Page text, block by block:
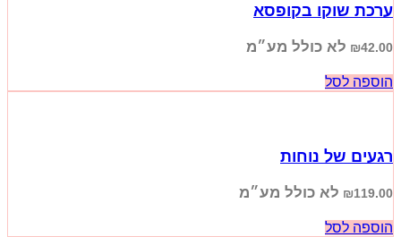
ערכת שוקו בקופסא
₪42.00 לא כולל מע״מ
הוספה לסל
רגעים של נוחות
₪119.00 לא כולל מע״מ
הוספה לסל